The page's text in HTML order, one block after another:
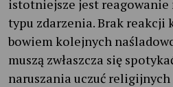
istotniejsze jest reagowanie
typu zdarzenia. Brak reakcji
bowiem kolejnych
muszą zwłaszcza się
naruszania uczuć